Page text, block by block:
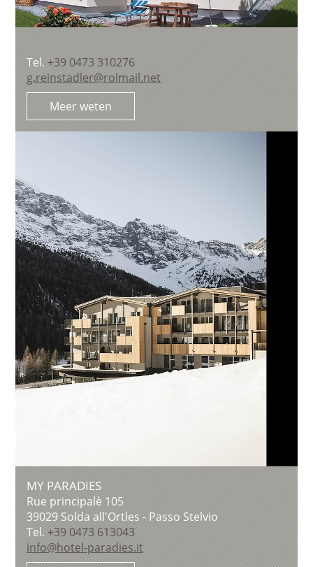
Tel. +39 0473 310276
g.reinstadler@rolmail.net
Meer weten
MY PARADIES
Rue principalè 105
39029Solda all'Ortles - Passo Stelvio
Tel.+39 0473 613043
info@hotel-paradies.it